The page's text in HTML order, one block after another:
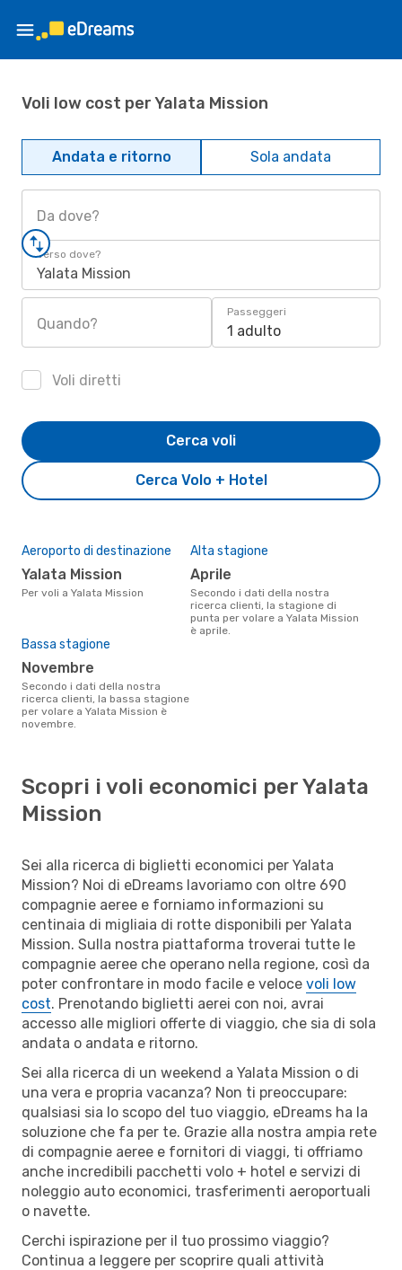
Voli low cost per Yalata Mission
Andata e ritorno Sola andata
Da dove?
Verso dove?
Yalata Mission
Quando?
Passeggeri
1 adulto
Voli diretti
Cerca Volo + Hotel
Cerca voli
Aeroporto di destinazione
Yalata Mission
Per voli a Yalata Mission
Alta stagione
aprile
Secondo i dati della nostra
ricerca clienti, la stagione di
punta per volare a Yalata Mission
è aprile.
Bassa stagione
novembre
Secondo i dati della nostra
ricerca clienti, la bassa stagione
per volare a Yalata Mission è
novembre.
Scopri i voli economici per Yalata
Mission
Sei alla ricerca di biglietti economici per Yalata
Mission? Noi di eDreams lavoriamo con oltre 690
compagnie aeree e forniamo informazioni su
centinaia di migliaia di rotte disponibili per Yalata
Mission. Sulla nostra piattaforma troverai tutte le
compagnie aeree che operano nella regione, così da
poter confrontare in modo facile e veloce voli low
cost. Prenotando biglietti aerei con noi, avrai
accesso alle migliori offerte di viaggio, che sia di sola
andata o andata e ritorno.
Sei alla ricerca di un weekend a Yalata Mission o di
una vera e propria vacanza? Non ti preoccupare:
qualsiasi sia lo scopo del tuo viaggio, eDreams ha la
soluzione che fa per te. Grazie alla nostra ampia rete
di compagnie aeree e fornitori di viaggi, ti offriamo
anche incredibili pacchetti volo + hotel e servizi di
noleggio auto economici, trasferimenti aeroportuali
o navette.
Cerchi ispirazione per il tuo prossimo viaggio?
Continua a leggere per scoprire quali attività